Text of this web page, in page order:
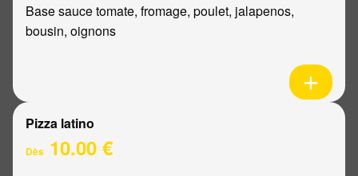
Base sauce tomate, fromage, poulet, jalapenos,
bousin, oignons
Pizza latino
Dès 10.00 €